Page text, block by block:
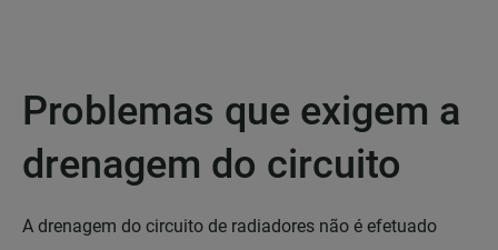
Problemas que exigem a
drenagem do circuito
A drenagem do circuito de radiadores não é efetuado